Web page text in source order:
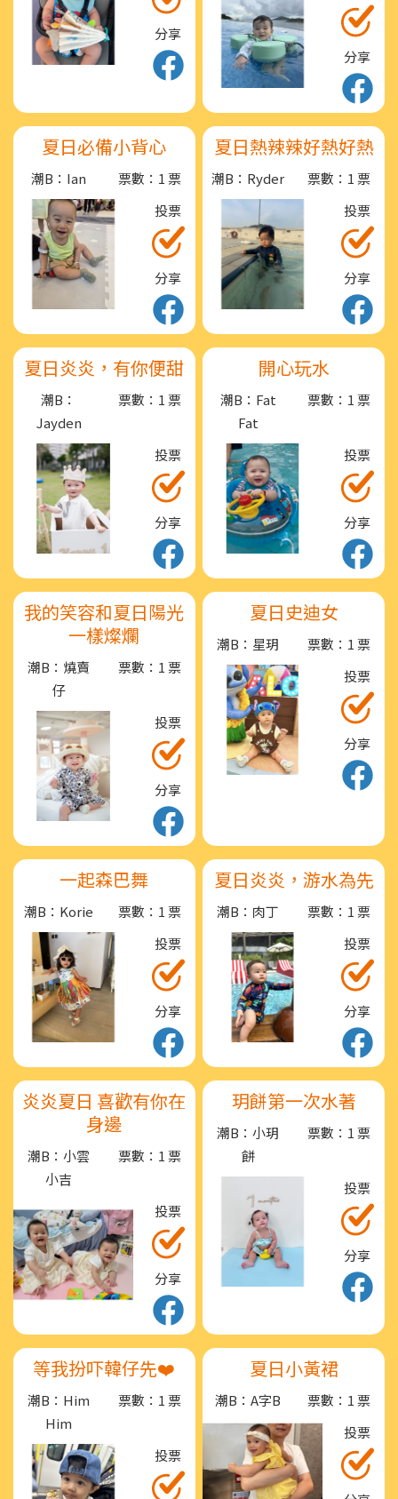
分享
分享
夏日必備小背心
潮B：Ian
票數：1 票
投票
分享
夏日熱辣辣好熱好熱
潮B：Ryder
票數：1 票
投票
分享
夏日炎炎，有你便甜
潮B：
Jayden
票數：1 票
投票
分享
開心玩水
潮B：Fat
Fat
票數：1 票
投票
分享
我的笑容和夏日陽光
一樣燦爛
潮B：燒賣
仔
票數：1 票
投票
分享
夏日史迪女
潮B：星玥
票數：1 票
投票
分享
一起森巴舞
潮B：Korie
票數：1 票
投票
分享
夏日炎炎，游水為先
潮B：肉丁
票數：1 票
投票
分享
炎炎夏日 喜歡有你在
身邊
潮B：小雲
小吉
票數：1 票
投票
分享
玥餅第一次水著
潮B：小玥
餅
票數：1 票
投票
分享
等我扮吓韓仔先❤️
潮B：Him
Him
票數：1 票
投票
夏日小黃裙
潮B：A字B
票數：1 票
投票